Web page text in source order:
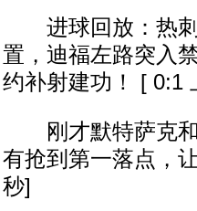
进球回放：热刺
置，迪福左路突入
约补射建功！ [ 0:1
刚才默特萨克和
有抢到第一落点，
秒]